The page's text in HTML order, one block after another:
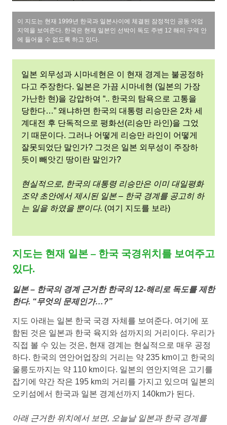
이 지도는 현재 1999년 한국과 일본사이에 체결된 잠정적인 공동 어업
지역을 보여준다. 한국은 현재 일본인 선박이 독도 주변 12 해리 구역 안
에 들어올 수 없도록 하고 있다.
일본 외무성과 시마네현은 이 현재 경계는 불공정하
다고 주장한다. 일본은 가끔 시마네현 (일본의 가장
가난한 현)을 강압하여 “.. 한국의 탐욕으로 고통을
당한다…” 왜냐하면 한국의 대통령 리승만은 2차 세
계대전 후 단독적으로 평화선(리승만 라인)을 그었
기 때문이다. 그러나 어떻게 리승만 라인이 어떻게
잘못되었단 말인가? 그것은 일본 외무성이 주장하
듯이 빼앗긴 땅이란 말인가?
현실적으로, 한국의 대통령 리승만은 이미 대일평화
조약 초안에서 제시된 일본 – 한국 경계를 공고히 하
는 일을 하였을 뿐이다. (여기 지도를 보라)
지도는 현재 일본 – 한국 국경위치를 보여주고
있다.
일본 – 한국의 경계 근거한 한국의 12-해리로 독도를 제한
한다. “무엇의 문제인가…?”
지도 아래는 일본 한국 국경 자체를 보여준다. 여기에 포
함된 것은 일본과 한국 육지와 섬까지의 거리이다. 우리가
직접 볼 수 있는 것은, 현재 경계는 현실적으로 매우 공정
하다. 한국의 연안어업장의 거리는 약 235 km이고 한국의
울릉도까지는 약 110 km이다. 일본의 연안지역은 고기를
잡기에 약간 작은 195 km의 거리를 가지고 있으며 일본의
오키섬에서 한국과 일본 경계선까지 140km가 된다.
아래 근거한 위치에서 보면, 오늘날 일본과 한국 경계를